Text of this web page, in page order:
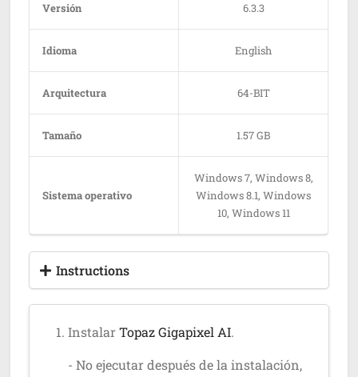
Versión 6.3.3
Idioma English
Arquitectura 64-BIT
Tamaño 1.57 GB
Sistema operativo
Windows 7, Windows 8,
Windows 8.1, Windows
10, Windows 11
Instructions
Instalar Topaz Gigapixel AI.
- No ejecutar después de la instalación,